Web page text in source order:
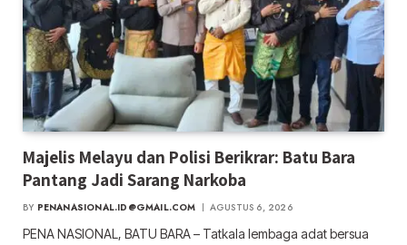
Majelis Melayu dan Polisi Berikrar: Batu Bara
Pantang Jadi Sarang Narkoba
BY PENANASIONAL.ID@GMAIL.COM AGUSTUS 6, 2026
PENA NASIONAL, BATU BARA – Tatkala lembaga adat bersua